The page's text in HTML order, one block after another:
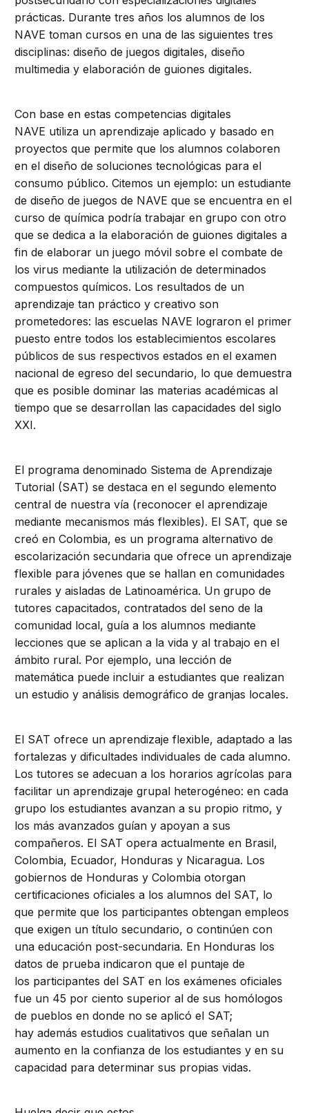
prácticas. Durante tres años los alumnos de los
NAVE toman cursos en una de las siguientes tres
disciplinas: diseño de juegos digitales, diseño
multimedia y elaboración de guiones digitales.
Con base en estas competencias digitales
NAVE utiliza un aprendizaje aplicado y basado en
proyectos que permite que los alumnos colaboren
en el diseño de soluciones tecnológicas para el
consumo público. Citemos un ejemplo: un estudiante
de diseño de juegos de NAVE que se encuentra en el
curso de química podría trabajar en grupo con otro
que se dedica a la elaboración de guiones digitales a
fin de elaborar un juego móvil sobre el combate de
los virus mediante la utilización de determinados
compuestos químicos. Los resultados de un
aprendizaje tan práctico y creativo son
prometedores: las escuelas NAVE lograron el primer
puesto entre todos los establecimientos escolares
públicos de sus respectivos estados en el examen
nacional de egreso del secundario, lo que demuestra
que es posible dominar las materias académicas al
tiempo que se desarrollan las capacidades del siglo
XXI.
El programa denominado Sistema de Aprendizaje
Tutorial (SAT) se destaca en el segundo elemento
central de nuestra vía (reconocer el aprendizaje
mediante mecanismos más flexibles). El SAT, que se
creó en Colombia, es un programa alternativo de
escolarización secundaria que ofrece un aprendizaje
flexible para jóvenes que se hallan en comunidades
rurales y aisladas de Latinoamérica. Un grupo de
tutores capacitados, contratados del seno de la
comunidad local, guía a los alumnos mediante
lecciones que se aplican a la vida y al trabajo en el
ámbito rural. Por ejemplo, una lección de
matemática puede incluir a estudiantes que realizan
un estudio y análisis demográfico de granjas locales.
El SAT ofrece un aprendizaje flexible, adaptado a las
fortalezas y dificultades individuales de cada alumno.
Los tutores se adecuan a los horarios agrícolas para
facilitar un aprendizaje grupal heterogéneo: en cada
grupo los estudiantes avanzan a su propio ritmo, y
los más avanzados guían y apoyan a sus
compañeros. El SAT opera actualmente en Brasil,
Colombia, Ecuador, Honduras y Nicaragua. Los
gobiernos de Honduras y Colombia otorgan
certificaciones oficiales a los alumnos del SAT, lo
que permite que los participantes obtengan empleos
que exigen un título secundario, o continúen con
una educación post-secundaria. En Honduras los
datos de prueba indicaron que el puntaje de
los participantes del SAT en los exámenes oficiales
fue un 45 por ciento superior al de sus homólogos
de pueblos en donde no se aplicó el SAT;
hay además estudios cualitativos que señalan un
aumento en la confianza de los estudiantes y en su
capacidad para determinar sus propias vidas.